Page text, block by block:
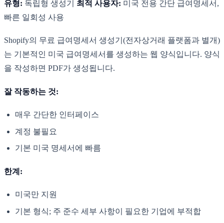
유형: 독립형 생성기 최적 사용자: 미국 전용 간단 급여명세서,
빠른 일회성 사용
Shopify의 무료 급여명세서 생성기(전자상거래 플랫폼과 별개)
는 기본적인 미국 급여명세서를 생성하는 웹 양식입니다. 양식
을 작성하면 PDF가 생성됩니다.
잘 작동하는 것:
매우 간단한 인터페이스
계정 불필요
기본 미국 명세서에 빠름
한계:
미국만 지원
기본 형식; 주 준수 세부 사항이 필요한 기업에 부적합